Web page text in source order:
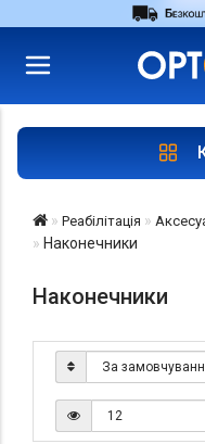
Магазини
UA
Реабілітація
Наконечники
Наконечники